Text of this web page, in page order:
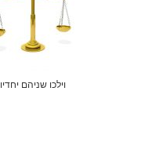
וילכו שניהם יחדיו